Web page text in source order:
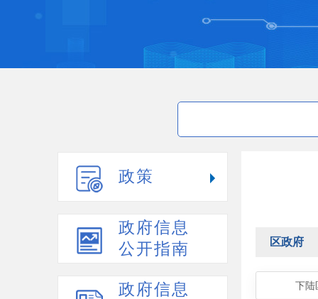
政策
政府信息
公开指南
政府信息
区政府
下陆